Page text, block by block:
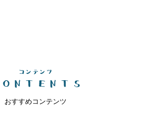
おすすめコンテンツ